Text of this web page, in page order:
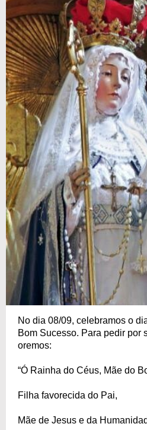
No dia 08/09, celebramos o
Bom Sucesso. Para pedir por
oremos:
“Ó Rainha do Céus, Mãe do
Filha favorecida do Pai,
Mãe de Jesus e da